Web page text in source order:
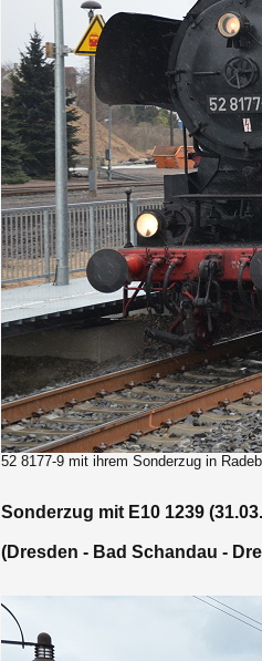
52 8177-9 mit ihrem Sonderzug in
Sonderzug mit E10 1239
(Dresden - Bad Schandau -